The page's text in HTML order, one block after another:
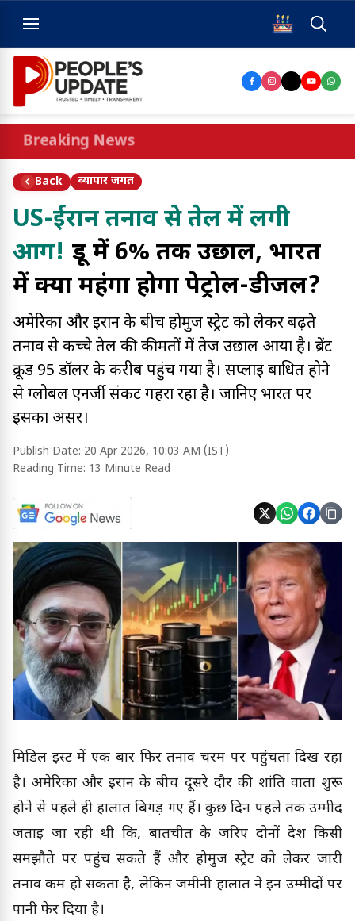
Breaking News
Back व्यापार जगत
US-ईरान तनाव से तेल में लगी
आग! क्रूड में 6% तक उछाल, भारत
में क्या महंगा होगा पेट्रोल-डीजल?
अमेरिका और ईरान के बीच होर्मुज स्ट्रेट को लेकर बढ़ते
तनाव से कच्चे तेल की कीमतों में तेज उछाल आया है। ब्रेंट
क्रूड 95 डॉलर के करीब पहुंच गया है। सप्लाई बाधित होने
से ग्लोबल एनर्जी संकट गहरा रहा है। जानिए भारत पर
इसका असर।
Publish Date: 20 Apr 2026, 10:03 AM (IST)
Reading Time: 13 Minute Read
मिडिल ईस्ट में एक बार फिर तनाव चरम पर पहुंचता दिख रहा
है। अमेरिका और ईरान के बीच दूसरे दौर की शांति वार्ता शुरू
होने से पहले ही हालात बिगड़ गए हैं। कुछ दिन पहले तक उम्मीद
जताई जा रही थी कि, बातचीत के जरिए दोनों देश किसी
समझौते पर पहुंच सकते हैं और होर्मुज स्ट्रेट को लेकर जारी
तनाव कम हो सकता है, लेकिन जमीनी हालात ने इन उम्मीदों पर
पानी फेर दिया है।